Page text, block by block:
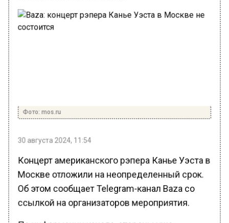
Фото: mos.ru
30 августа 2024, 11:54
Концерт американского рэпера Канье Уэста в
Москве отложили на неопределенный срок.
Об этом сообщает Telegram-канал Baza со
ссылкой на организаторов мероприятия.